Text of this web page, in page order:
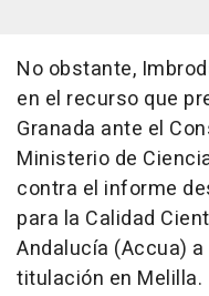
No obstante,
en el recurso que
Granada ante el
Ministerio de
contra el informe
para la Calidad
Andalucía (Accua)
titulación en Melilla.